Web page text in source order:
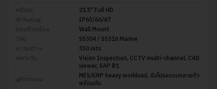
หน้าจอ
21.5" Full HD
IP Rating
IP65/66/67
ทรงตัวเครื่อง
Wall Mount
วัสดุ
SS304 / SS316 Marine
ความสว่าง
350 nits
เหมาะกับ
Vision Inspection, CCTV multi-channel, CAD
viewer, SAP B1
กิจกรรม
MES/ERP heavy workload, รันโปรแกรมหลายตัว
พร้อมกัน